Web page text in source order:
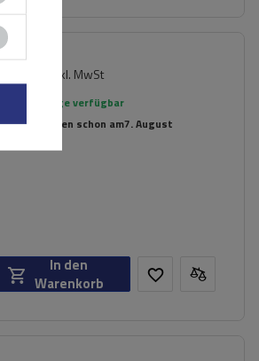
inkl. MwSt
Große Menge verfügbar
Wir versenden schon am7. August
In den
Warenkorb